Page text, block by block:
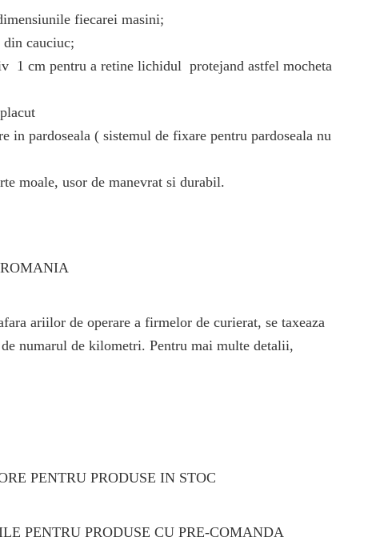
fiecarei masini;
din cauciuc;
1 cm pentru a retine lichidul protejand astfel mocheta
in pardoseala ( sistemul de fixare pentru pardoseala nu
moale, usor de manevrat si durabil.
ariilor de operare a firmelor de curierat, se taxeaza
numarul de kilometri. Pentru mai multe detalii,
PENTRU PRODUSE IN STOC
PENTRU PRODUSE CU PRE-COMANDA